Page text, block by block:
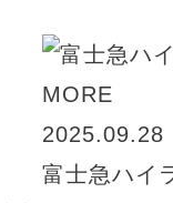
MORE
2025.09.28
富士急ハイ